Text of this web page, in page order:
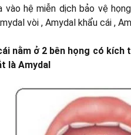
hệ miễn dịch bảo vệ
vòi , Amydal khẩu cái ,
nằm ở 2 bên họng có
là Amydal